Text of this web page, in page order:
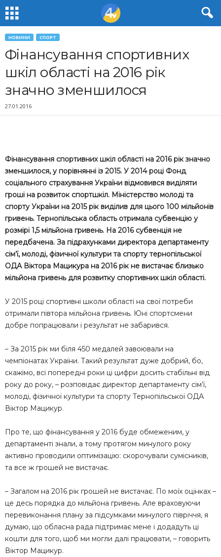
НОВИНИ СПОРТ
Фінансування спортивних
шкіл області на 2016 рік
значно зменшилося
27.01.2016
Фінансування спортивних шкіл області на 2016 рік значно
зменшилося, у порівнянні із 2015. У 2014 році Фонд
соціального страхування України відмовився виділяти
гроші на розвиток спортшкіл. Міністерство молоді та
спорту України на 2015 рік виділив для цього 100 мільйонів
гривень. Тернопільська область отримала субвенцію у
розмірі 1,5 мільйона гривень. На 2016 субвенція не
передбачена. За підрахунками директора департаменту
сім’ї, молоді, фізичної культури та спорту тернопільської
ОДА Віктора Мацикура на 2016 рік не вистачає близько
мільйона гривень для розвитку спортивних шкіл області.
У 2015 році спортивні школи області на свої потреби
отримали півтора мільйона гривень. Юні спортсмени
добре попрацювали і результат не забарився.
– За 2015 рік ми біля 450 медалей завоювали на
чемпіонатах України. Такий результат дуже добрий, бо,
скажімо, всі попередні роки ці цифри досить стабільні від
року до року, – розповідає директор департаменту сім’ї,
молоді, фізичної культури та спорту Тернопільської ОДА
Віктор Мацикур.
Про те, що фінансування у 2016 буде обмеженим, у
департаменті знали, а тому протягом минулого року
активно проводили оптимізацію: скорочували сумісників,
та все ж грошей не вистачає.
– Загалом на 2016 рік грошей не вистачає. По моїх оцінках –
це десь порядка до мільйона гривень. Але враховуючи
перевиконання плану за підсумками минулого півріччя, я
думаю, що обласна рада підтримає мене і додадуть ці
кошти для того, щоб ми могли далі працювати, – говорить
Віктор Мацикур.